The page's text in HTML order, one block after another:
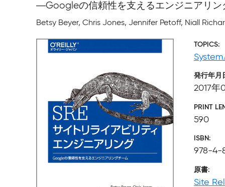
―Googleの信頼性を支えるエンジニアリン
Betsy Beyer, Chris Jones, Jennifer Petoff, Niall
TOPICS
発行年月
2017年
PRINT
590
ISBN
978-4-
原書
Site